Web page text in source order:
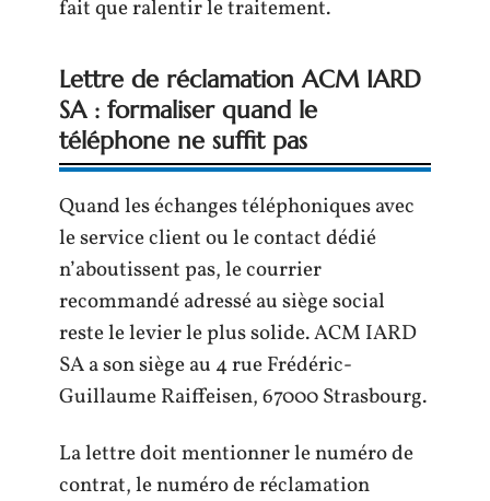
fait que ralentir le traitement.
Lettre de réclamation ACM IARD
SA : formaliser quand le
téléphone ne suffit pas
Quand les échanges téléphoniques avec
le service client ou le contact dédié
n’aboutissent pas, le courrier
recommandé adressé au siège social
reste le levier le plus solide. ACM IARD
SA a son siège au 4 rue Frédéric-
Guillaume Raiffeisen, 67000 Strasbourg.
La lettre doit mentionner le numéro de
contrat, le numéro de réclamation